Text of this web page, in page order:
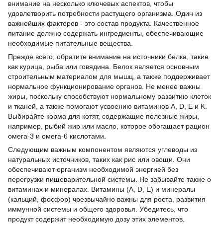
внимание на несколько ключевых аспектов, чтобы
удовлетворить потребности растущего организма. Один из
важнейших факторов - это состав продукта. Качественное
питание должно содержать ингредиенты, обеспечивающие
необходимые питательные вещества.
Прежде всего, обратите внимание на источники белка, такие
как курица, рыба или говядина. Белок является основным
строительным материалом для мышц, а также поддерживает
нормальное функционирование органов. Не менее важны
жиры, поскольку способствуют нормальному развитию клеток
и тканей, а также помогают усвоению витаминов A, D, E и K.
Выбирайте корма для котят, содержащие полезные жиры,
например, рыбий жир или масло, которое обогащает рацион
омега-3 и омега-6 кислотами.
Следующим важным компонентом являются углеводы из
натуральных источников, таких как рис или овощи. Они
обеспечивают организм необходимой энергией без
перегрузки пищеварительной системы. Не забывайте также о
витаминах и минералах. Витамины (А, D, E) и минералы
(кальций, фосфор) чрезвычайно важны для роста, развития
иммунной системы и общего здоровья. Убедитесь, что
продукт содержит необходимую дозу этих элементов.